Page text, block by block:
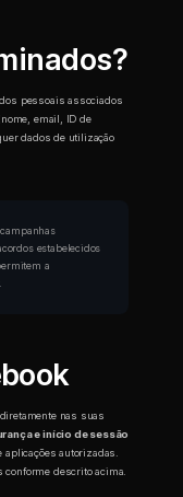
pessoais associados
email, ID de
dados de utilização
estabelecidos
a
nas suas
e início de sessão
autorizadas.
descrito acima.